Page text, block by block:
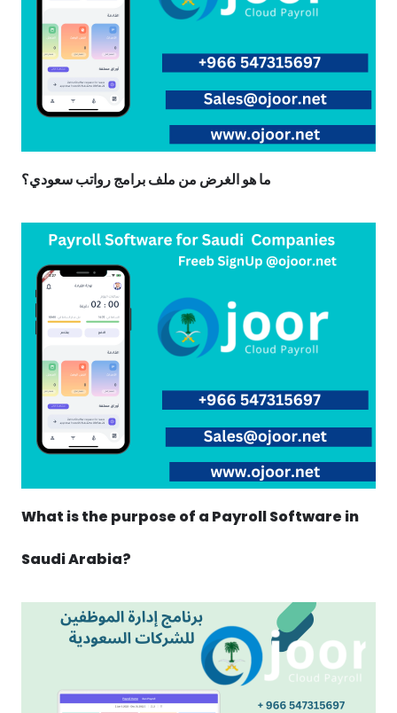
ما هو الغرض من ملف برامج رواتب سعودي؟
What is the purpose of a Payroll Software in
Saudi Arabia?